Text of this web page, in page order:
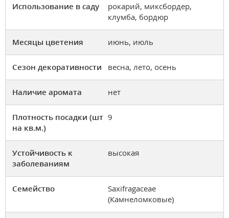
Использование в саду
рокарий, миксбордер,
клумба, бордюр
Месяцы цветения июнь, июль
Сезон декоративности весна, лето, осень
Наличие аромата нет
Плотность посадки (шт
на кв.м.)
9
Устойчивость к
заболеваниям
высокая
Семейство
Saxifragaceae
(Камнеломковые)